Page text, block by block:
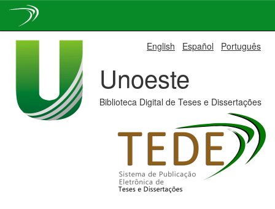
English Español Português
Unoeste
Biblioteca Digital de Teses e Dissertações